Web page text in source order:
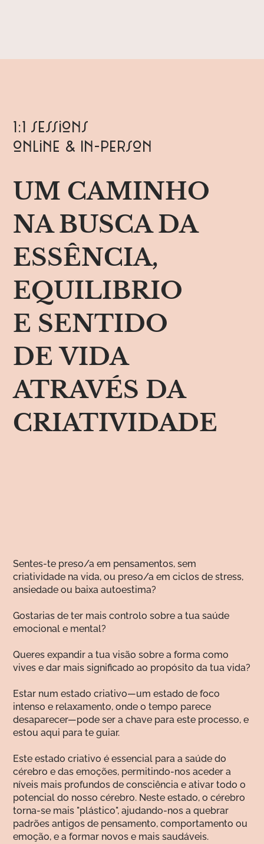
1:1 sessions
online & In-person
UM CAMINHO
NA BUSCA DA
ESSÊNCIA,
EQUILIBRIO
E SENTIDO
DE VIDA
ATRAVÉS DA
CRIATIVIDADE
Sentes-te preso/a em pensamentos, sem
criatividade na vida, ou preso/a em ciclos de stress,
ansiedade ou baixa autoestima?
Gostarias de ter mais controlo sobre a tua saúde
emocional e mental?
Queres expandir a tua visão sobre a forma como
vives e dar mais significado ao propósito da tua vida?
Estar num estado criativo—um estado de foco
intenso e relaxamento, onde o tempo parece
desaparecer—pode ser a chave para este processo, e
estou aqui para te guiar.
Este estado criativo é essencial para a saúde do
cérebro e das emoções, permitindo-nos aceder a
níveis mais profundos de consciência e ativar todo o
potencial do nosso cérebro. Neste estado, o cérebro
torna-se mais "plástico", ajudando-nos a quebrar
padrões antigos de pensamento, comportamento ou
emoção, e a formar novos e mais saudáveis.